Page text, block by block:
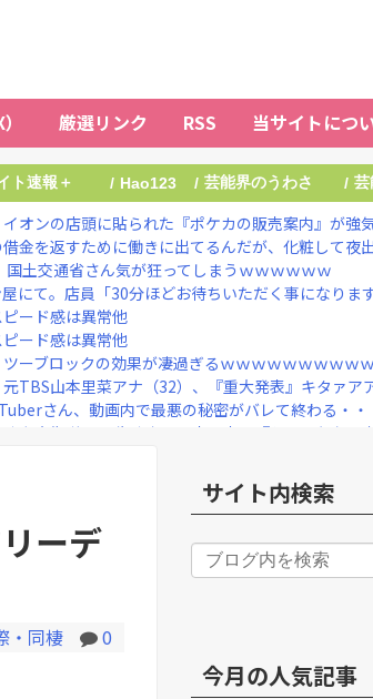
厳選リンク RSS 当サイトにつ
ト速報＋ / Hao123 / 芸能界のうわさ / 芸
イオンの店頭に貼られた『ポケカの販売案内』が強
金を返すために働きに出てるんだが、化粧して夜
国土交通省さん気が狂ってしまうｗｗｗｗｗｗ
にて。店員「30分ほどお待ちいただく事になりま
ード感は異常他
ード感は異常他
ツーブロックの効果が凄過ぎるｗｗｗｗｗｗｗｗｗｗ
元TBS山本里菜アナ（32）、『重大発表』キタァア
さん、動画内で最悪の秘密がバレて終わる・・
陸上自衛隊の22歳陸士長、空き家で『とんでもない
奈「旅行を考えていた方はやめずに、それが支援」
ーデ
・同棲 0
サイト内検索
今月の人気記事